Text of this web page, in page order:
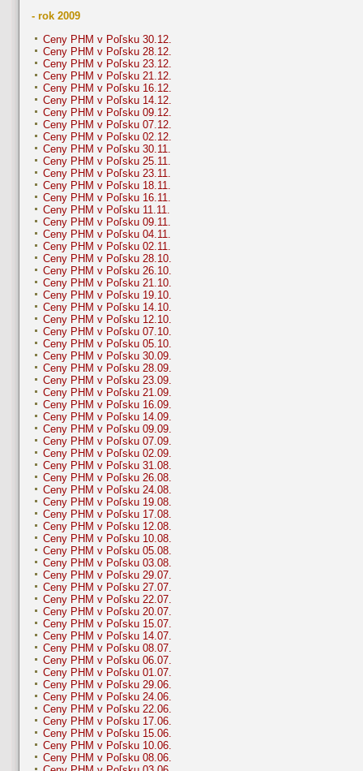
- rok 2009
Ceny PHM v Poľsku 30.12.
Ceny PHM v Poľsku 28.12.
Ceny PHM v Poľsku 23.12.
Ceny PHM v Poľsku 21.12.
Ceny PHM v Poľsku 16.12.
Ceny PHM v Poľsku 14.12.
Ceny PHM v Poľsku 09.12.
Ceny PHM v Poľsku 07.12.
Ceny PHM v Poľsku 02.12.
Ceny PHM v Poľsku 30.11.
Ceny PHM v Poľsku 25.11.
Ceny PHM v Poľsku 23.11.
Ceny PHM v Poľsku 18.11.
Ceny PHM v Poľsku 16.11.
Ceny PHM v Poľsku 11.11.
Ceny PHM v Poľsku 09.11.
Ceny PHM v Poľsku 04.11.
Ceny PHM v Poľsku 02.11.
Ceny PHM v Poľsku 28.10.
Ceny PHM v Poľsku 26.10.
Ceny PHM v Poľsku 21.10.
Ceny PHM v Poľsku 19.10.
Ceny PHM v Poľsku 14.10.
Ceny PHM v Poľsku 12.10.
Ceny PHM v Poľsku 07.10.
Ceny PHM v Poľsku 05.10.
Ceny PHM v Poľsku 30.09.
Ceny PHM v Poľsku 28.09.
Ceny PHM v Poľsku 23.09.
Ceny PHM v Poľsku 21.09.
Ceny PHM v Poľsku 16.09.
Ceny PHM v Poľsku 14.09.
Ceny PHM v Poľsku 09.09.
Ceny PHM v Poľsku 07.09.
Ceny PHM v Poľsku 02.09.
Ceny PHM v Poľsku 31.08.
Ceny PHM v Poľsku 26.08.
Ceny PHM v Poľsku 24.08.
Ceny PHM v Poľsku 19.08.
Ceny PHM v Poľsku 17.08.
Ceny PHM v Poľsku 12.08.
Ceny PHM v Poľsku 10.08.
Ceny PHM v Poľsku 05.08.
Ceny PHM v Poľsku 03.08.
Ceny PHM v Poľsku 29.07.
Ceny PHM v Poľsku 27.07.
Ceny PHM v Poľsku 22.07.
Ceny PHM v Poľsku 20.07.
Ceny PHM v Poľsku 15.07.
Ceny PHM v Poľsku 14.07.
Ceny PHM v Poľsku 08.07.
Ceny PHM v Poľsku 06.07.
Ceny PHM v Poľsku 01.07.
Ceny PHM v Poľsku 29.06.
Ceny PHM v Poľsku 24.06.
Ceny PHM v Poľsku 22.06.
Ceny PHM v Poľsku 17.06.
Ceny PHM v Poľsku 15.06.
Ceny PHM v Poľsku 10.06.
Ceny PHM v Poľsku 08.06.